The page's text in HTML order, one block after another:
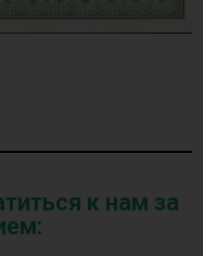
к нам за